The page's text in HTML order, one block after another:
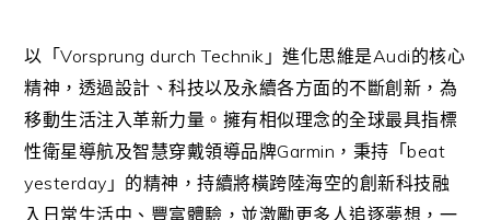
以「Vorsprung durch Technik 」進化思維是Audi的核心
精神，透過設計、科技以及永續各方面的不斷創新，為
移動生活注入革新力量。擁有相似理念的全球最具指標
性衛星導航及智慧穿戴領導品牌Garmin ，秉持「beat
yesterday 」的精神，持續將橫跨陸海空的創新科技融
入日常生活中、豐富體驗，並激勵更多人追逐夢想，一